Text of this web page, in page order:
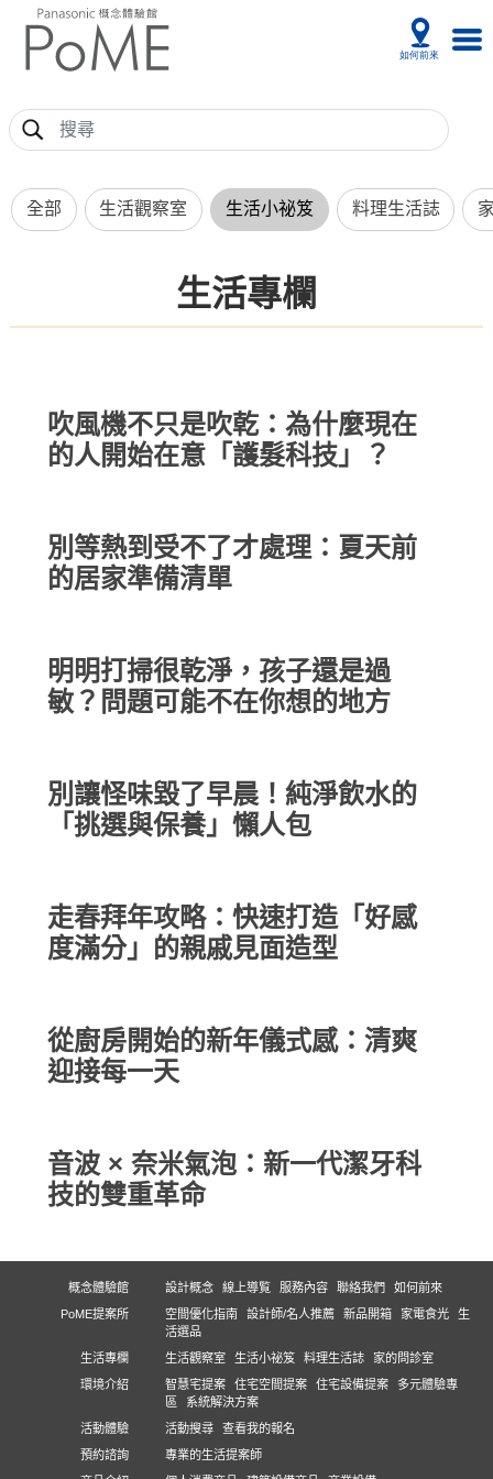
全部 生活觀察室 生活小祕笈 料理生活誌
生活專欄
吹風機不只是吹乾：為什麼現在
的人開始在意「護髮科技」？
別等熱到受不了才處理：夏天前
的居家準備清單
明明打掃很乾淨，孩子還是過
敏？問題可能不在你想的地方
別讓怪味毀了早晨！純淨飲水的
「挑選與保養」懶人包
走春拜年攻略：快速打造「好感
度滿分」的親戚見面造型
從廚房開始的新年儀式感：清爽
迎接每一天
音波 × 奈米氣泡：新一代潔牙科
技的雙重革命
概念體驗館 設計概念 線上導覧 服務內容 聯絡我們
如何前來
PoME提案所
空間優化指南 設計師/名人推薦 新品開箱 家電食光
生
活選品
生活專欄
生活觀察室 生活小祕笈 料理生活誌
家的問診室
環境介紹
智慧宅提案 住宅空間提案 住宅設備提案
多元體驗專
區
系統解決方案
活動體驗
活動搜尋
查看我的報名
預約諮詢
專業的生活提案師